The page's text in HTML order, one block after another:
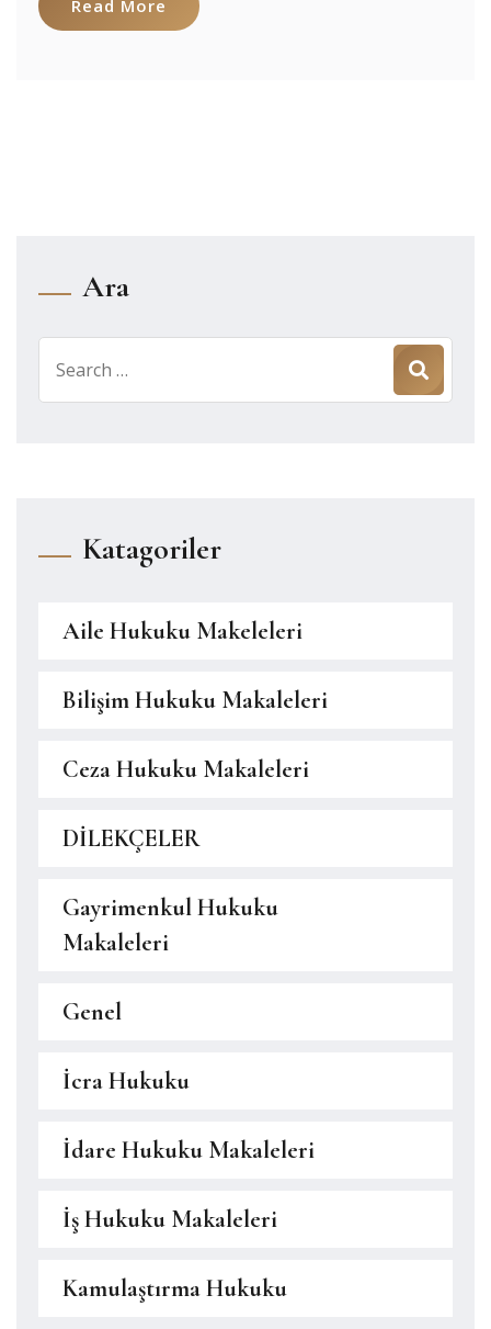
Read More
Ara
for:
Katagoriler
Aile Hukuku Makeleleri
Bilişim Hukuku Makaleleri
Ceza Hukuku Makaleleri
DİLEKÇELER
Gayrimenkul Hukuku
Makaleleri
Genel
İcra Hukuku
İdare Hukuku Makaleleri
İş Hukuku Makaleleri
Kamulaştırma Hukuku